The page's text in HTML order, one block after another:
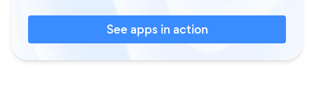
See apps in action